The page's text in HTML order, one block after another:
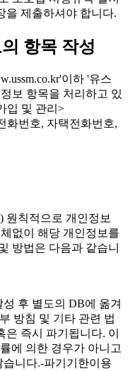
을 제출하셔야 합니다.
항목 작성
이하 '유스
보 항목을 처리하고 있
입 및 관리>
화번호, 자택전화번호,
원칙적으로 개인정보
없이 해당 개인정보를
방법은 다음과 같습니
후 별도의 DB에 옮겨
방침 및 기타 관련 법
즉시 파기됩니다. 이
에 의한 경우가 아니고
니다.-파기기한이용